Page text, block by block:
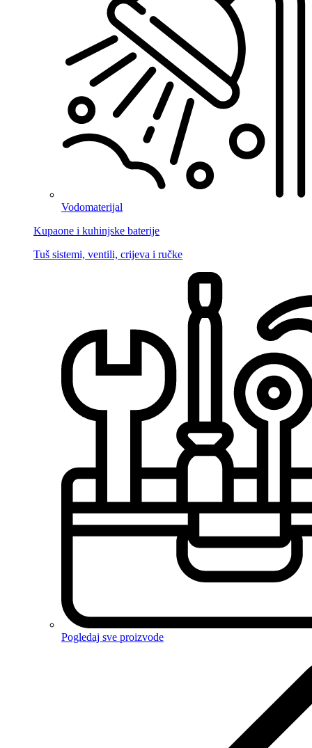
Vodomaterijal
Kupaone i kuhinjske baterije
Tuš sistemi, ventili, crijeva i ručke
Pogledaj sve proizvode